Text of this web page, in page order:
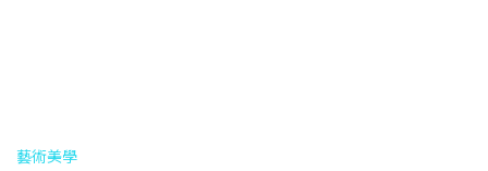
藝術美學